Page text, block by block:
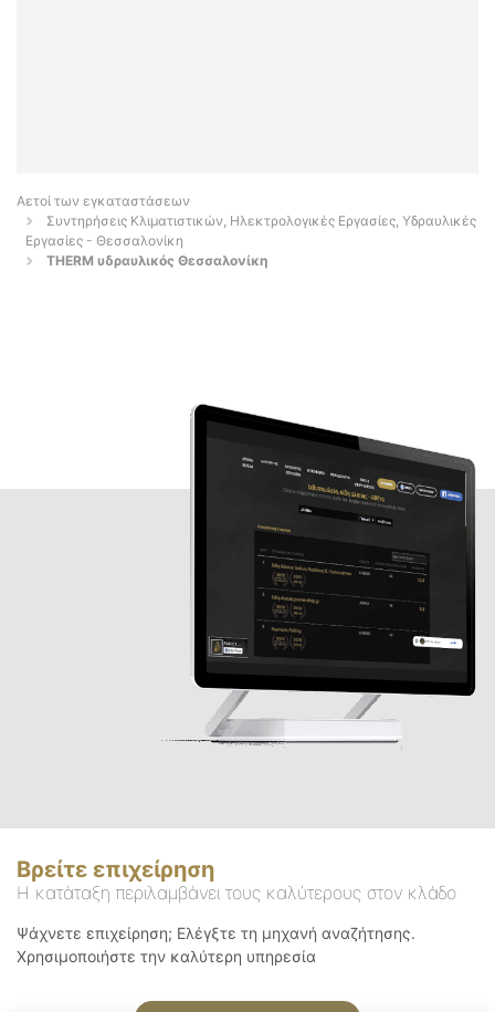
Αετοί των εγκαταστάσεων
Συντηρήσεις Κλιματιστικών, Ηλεκτρολογικές Εργασίες, Υδραυλικές
Εργασίες - Θεσσαλονίκη
THERM υδραυλικός Θεσσαλονίκη
Βρείτε επιχείρηση
Η κατάταξη περιλαμβάνει τους καλύτερους στον κλάδο
Ψάχνετε επιχείρηση; Ελέγξτε τη μηχανή αναζήτησης.
Χρησιμοποιήστε την καλύτερη υπηρεσία